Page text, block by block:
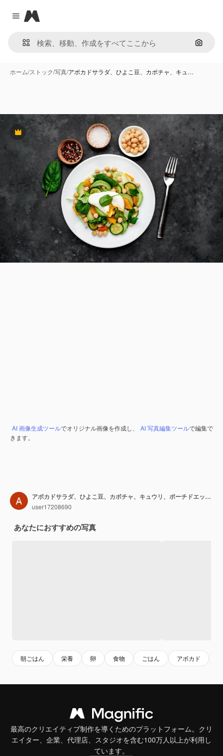
Close menu
Magnific
画像で
ホーム/ストック/写真/アボカドサラダ、ひよこ豆、カボチャ、キュ…
Premium
AI 画像生成ツールでオリジナル画像を作成し、 AI 写真編集ツールで編集で
きます。
アボカドサラダ、ひよこ豆、カボチャ、キュウリ、ポーチドエッグのプレート
user17208690
あなたにおすすめの写真
朝ごはん 栄養 卵 食物 ごはん アボカド
最高のクリエイティブ制作を導くためのプラットフォーム。クリ
エイター、企業、代理店、スタジオを含む100万人以上が利用し
ています。